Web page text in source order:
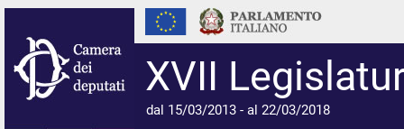
XVII
dal 15/03/2013 - al 22/03/2018